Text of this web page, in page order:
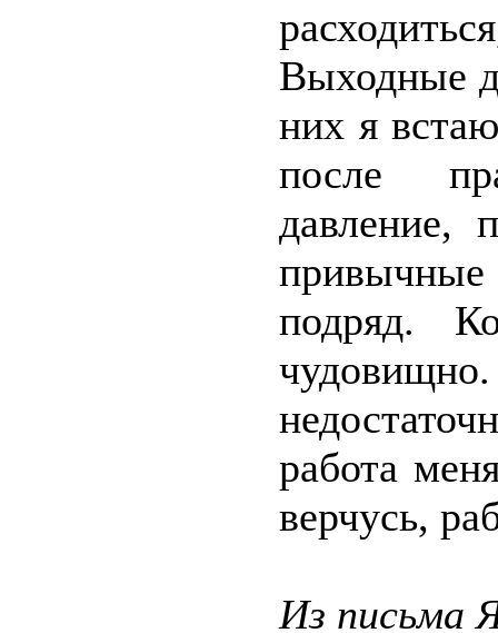
Выходные
них я
после
давление,
привычные
подряд.
работа
верчусь,
Из письма